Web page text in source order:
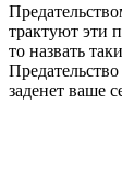
трактуют эти
то назвать
заденет ваше